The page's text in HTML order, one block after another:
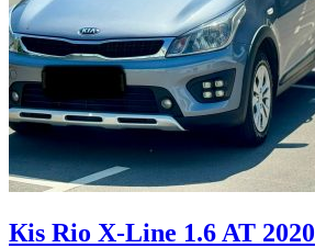
Кis Rio X-Line 1.6 AT 2020